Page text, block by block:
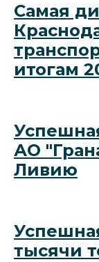
Самая
итогам
АО
Ливию
тысячи